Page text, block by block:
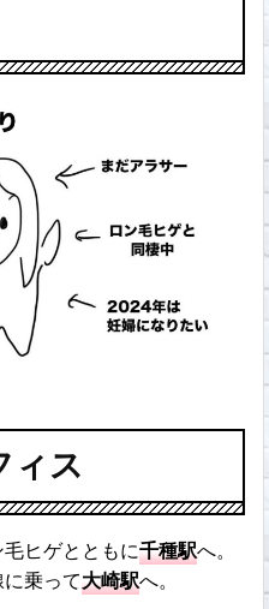
ィス
ヒゲとともに千種駅へ。
乗って大崎駅へ。